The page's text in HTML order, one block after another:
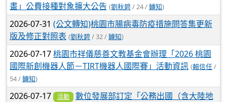
畫」公費接種對象擴大公告 (劉秋碧 / 24 /轉知)
2026-07-31 (公文轉知)桃園市腸病毒防疫措施問答集更新
版及修正對照表 (劉秋碧 / 32 /轉知)
2026-07-17桃園市祥儀慈善文教基金會辦理「2026 桃園
國際新創機器人節－TIRT機器人國際賽」活動資訊 (賴信任/
54 /轉知)
2026-07-17 活動
數位發展部訂定「公務出國（含大陸地